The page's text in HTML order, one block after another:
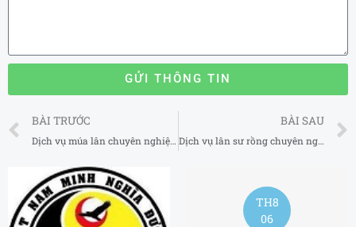
GỬI THÔNG TIN
Prev
BÀI TRƯỚC
Dịch vụ múa lân chuyên nghiệp tại Tuyên Quang
BÀI SAU
Dịch vụ lân sư rồng chuyên nghiệp tại Bình Thuận
TH8
06